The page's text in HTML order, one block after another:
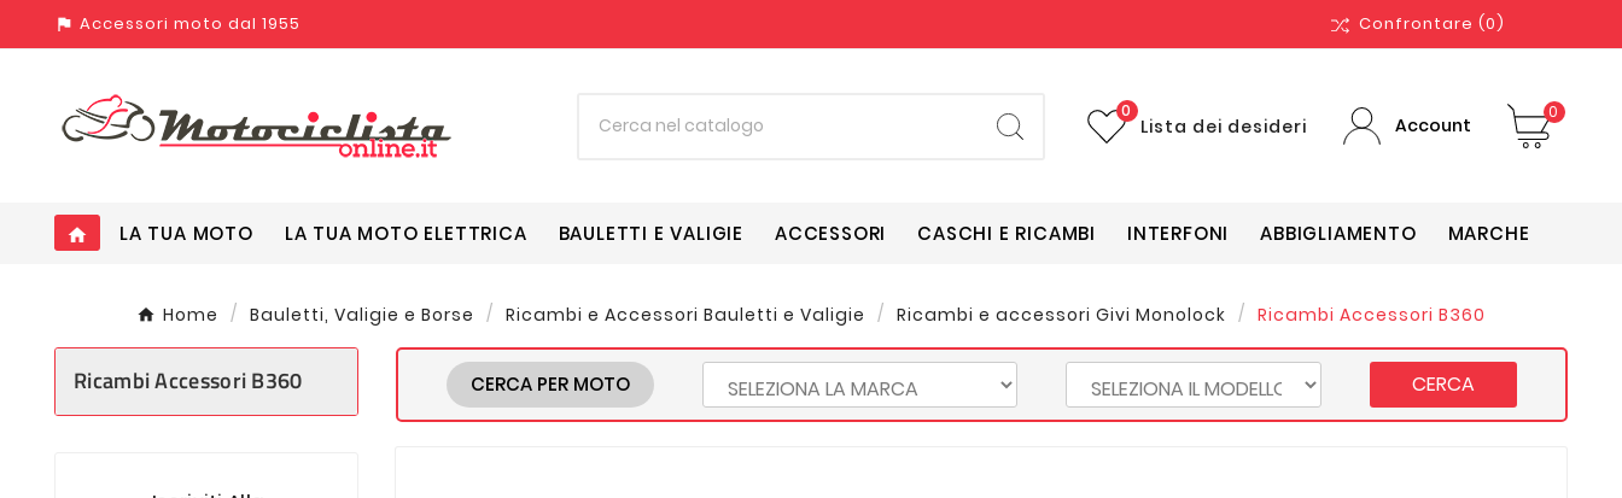
assistant_photo Accessori moto dal 1955 Confrontare (0)
Lista dei desideri
0
Account
0
home LA TUA MOTO LA TUA MOTO ELETTRICA BAULETTI E VALIGIE ACCESSORI CASCHI E RICAMBI INTERFONI ABBIGLIAMENTO MARCHE
Home Bauletti, Valigie e Borse Ricambi e Accessori Bauletti e Valigie Ricambi e accessori Givi Monolock Ricambi Accessori B360
Ricambi Accessori B360 CERCA PER MOTO CERCA